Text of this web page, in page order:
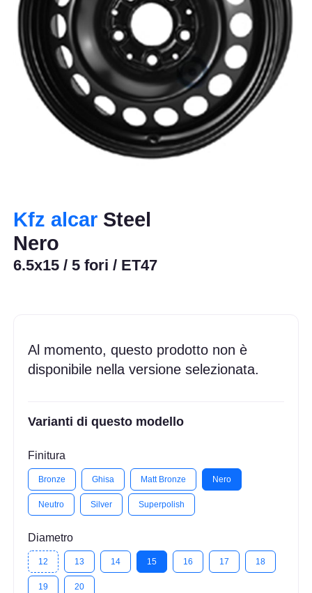
Kfz alcar Steel
Nero
6.5x15 / 5 fori / ET47
Al momento, questo prodotto non è
disponibile nella versione selezionata.
Varianti di questo modello
Finitura
Bronze Ghisa Matt Bronze Nero
Neutro Silver Superpolish
Diametro
12 13 14 15 16 17 18
19 20